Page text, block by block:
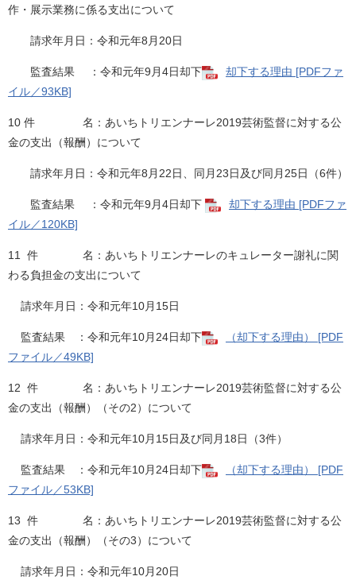
作・展示業務に係る支出について
請求年月日：令和元年8月20日
監査結果 ：令和元年9月4日却下
却下する理由 [PDFファ
イル／93KB]
10 件 名：あいちトリエンナーレ2019芸術監督に対する公
金の支出（報酬）について
請求年月日：令和元年8月22日、同月23日及び同月25日（6件）
監査結果 ：令和元年9月4日却下
却下する理由 [PDFファ
イル／120KB]
11 件 名：あいちトリエンナーレのキュレーター謝礼に関
わる負担金の支出について
請求年月日：令和元年10月15日
監査結果 ：令和元年10月24日却下
（却下する理由） [PDF
ファイル／49KB]
12 件 名：あいちトリエンナーレ2019芸術監督に対する公
金の支出（報酬）（その2）について
請求年月日：令和元年10月15日及び同月18日（3件）
監査結果 ：令和元年10月24日却下
（却下する理由） [PDF
ファイル／53KB]
13 件 名：あいちトリエンナーレ2019芸術監督に対する公
金の支出（報酬）（その3）について
請求年月日：令和元年10月20日